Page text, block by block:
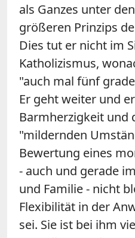
als Ganzes unter
größeren Prinzips
Dies tut er nicht im
Katholizismus,
"auch mal fünf
Er geht weiter und
Barmherzigkeit und
"mildernden
Bewertung eines
- auch und gerade
und Familie - nicht
Flexibilität in der
sei. Sie ist bei ihm